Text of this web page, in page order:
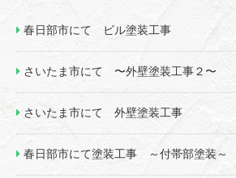
春日部市にて ビル塗装工事
さいたま市にて 〜外壁塗装工事２〜
さいたま市にて 外壁塗装工事
春日部市にて塗装工事 ～付帯部塗装～